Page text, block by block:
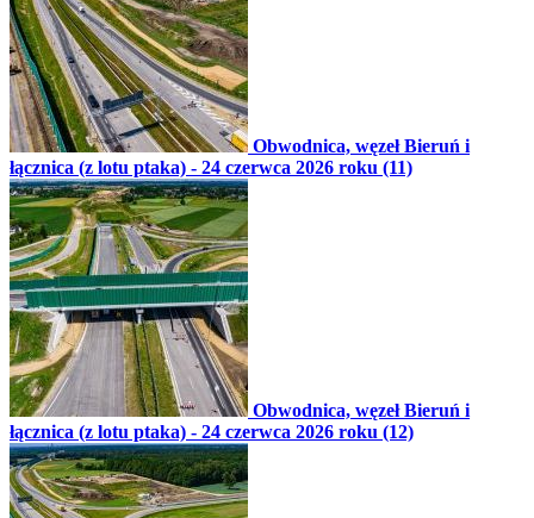
Obwodnica, węzeł Bieruń i
łącznica (z lotu ptaka) - 24 czerwca 2026 roku (11)
Obwodnica, węzeł Bieruń i
łącznica (z lotu ptaka) - 24 czerwca 2026 roku (12)